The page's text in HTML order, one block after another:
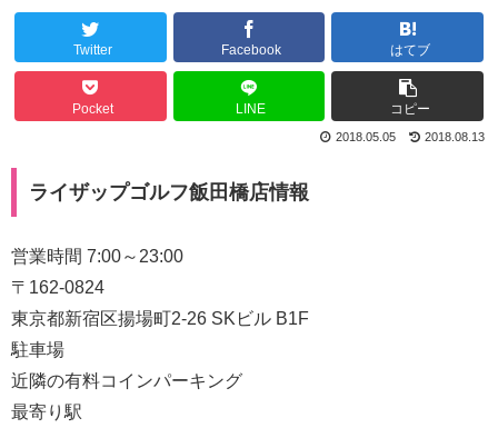
Twitter Facebook はてブ
Pocket LINE コピー
2018.08.13
2018.05.05
ライザップゴルフ飯田橋店情報
営業時間 7:00～23:00
〒162-0824
東京都新宿区揚場町2-26 SKビル B1F
駐車場
近隣の有料コインパーキング
最寄り駅